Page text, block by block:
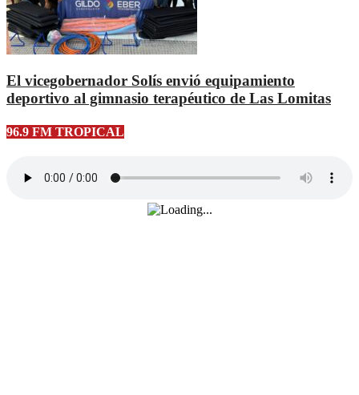
El vicegobernador Solís envió equipamiento
deportivo al gimnasio terapéutico de Las Lomitas
96.9 FM TROPICAL